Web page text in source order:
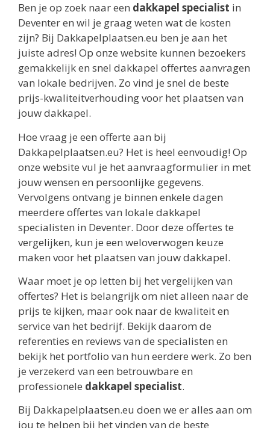
Ben je op zoek naar een dakkapel specialist in
Deventer en wil je graag weten wat de kosten
zijn? Bij Dakkapelplaatsen.eu ben je aan het
juiste adres! Op onze website kunnen bezoekers
gemakkelijk en snel dakkapel offertes aanvragen
van lokale bedrijven. Zo vind je snel de beste
prijs-kwaliteitverhouding voor het plaatsen van
jouw dakkapel.
Hoe vraag je een offerte aan bij
Dakkapelplaatsen.eu? Het is heel eenvoudig! Op
onze website vul je het aanvraagformulier in met
jouw wensen en persoonlijke gegevens.
Vervolgens ontvang je binnen enkele dagen
meerdere offertes van lokale dakkapel
specialisten in Deventer. Door deze offertes te
vergelijken, kun je een weloverwogen keuze
maken voor het plaatsen van jouw dakkapel.
Waar moet je op letten bij het vergelijken van
offertes? Het is belangrijk om niet alleen naar de
prijs te kijken, maar ook naar de kwaliteit en
service van het bedrijf. Bekijk daarom de
referenties en reviews van de specialisten en
bekijk het portfolio van hun eerdere werk. Zo ben
je verzekerd van een betrouwbare en
professionele dakkapel specialist.
Bij Dakkapelplaatsen.eu doen we er alles aan om
jou te helpen bij het vinden van de beste